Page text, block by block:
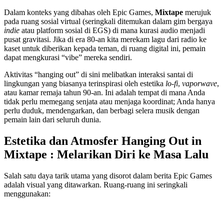
Dalam konteks yang dibahas oleh Epic Games, Mixtape merujuk
pada ruang sosial virtual (seringkali ditemukan dalam gim bergaya
indie atau platform sosial di EGS) di mana kurasi audio menjadi
pusat gravitasi. Jika di era 80-an kita merekam lagu dari radio ke
kaset untuk diberikan kepada teman, di ruang digital ini, pemain
dapat mengkurasi “vibe” mereka sendiri.
Aktivitas “hanging out” di sini melibatkan interaksi santai di
lingkungan yang biasanya terinspirasi oleh estetika lo-fi, vaporwave,
atau kamar remaja tahun 90-an. Ini adalah tempat di mana Anda
tidak perlu memegang senjata atau menjaga koordinat; Anda hanya
perlu duduk, mendengarkan, dan berbagi selera musik dengan
pemain lain dari seluruh dunia.
Estetika dan Atmosfer Hanging Out in
Mixtape : Melarikan Diri ke Masa Lalu
Salah satu daya tarik utama yang disorot dalam berita Epic Games
adalah visual yang ditawarkan. Ruang-ruang ini seringkali
menggunakan: